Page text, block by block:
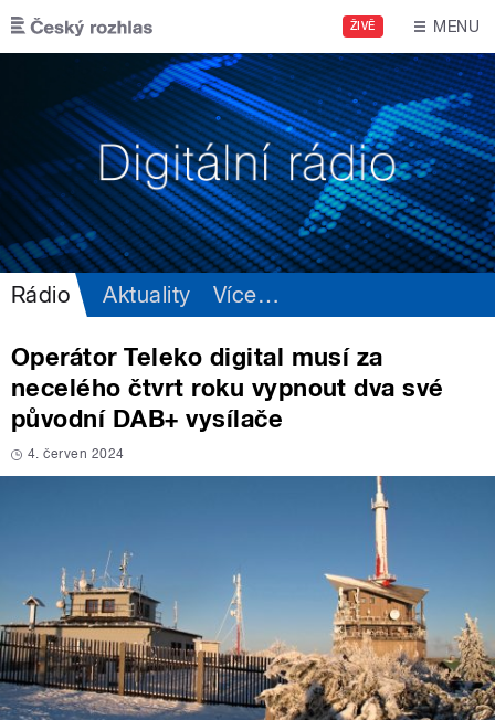
Přejít k hlavnímu obsahu
ŽIVĚ MENU
Rádio Aktuality Více…
Operátor Teleko digital musí za
necelého čtvrt roku vypnout dva své
původní DAB+ vysílače
4. červen 2024